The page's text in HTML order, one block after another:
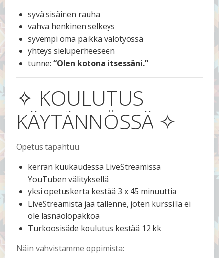
syvä sisäinen rauha
vahva henkinen selkeys
syvempi oma paikka valotyössä
yhteys sieluperheeseen
tunne: “Olen kotona itsessäni.”
✧ KOULUTUS
KÄYTÄNNÖSSÄ ✧
Opetus tapahtuu
kerran kuukaudessa LiveStreamissa
YouTuben välityksellä
yksi opetuskerta kestää 3 x 45 minuuttia
LiveStreamista jää tallenne, joten kurssilla ei
ole läsnäolopakkoa
Turkoosisäde koulutus kestää 12 kk
Näin vahvistamme oppimista: